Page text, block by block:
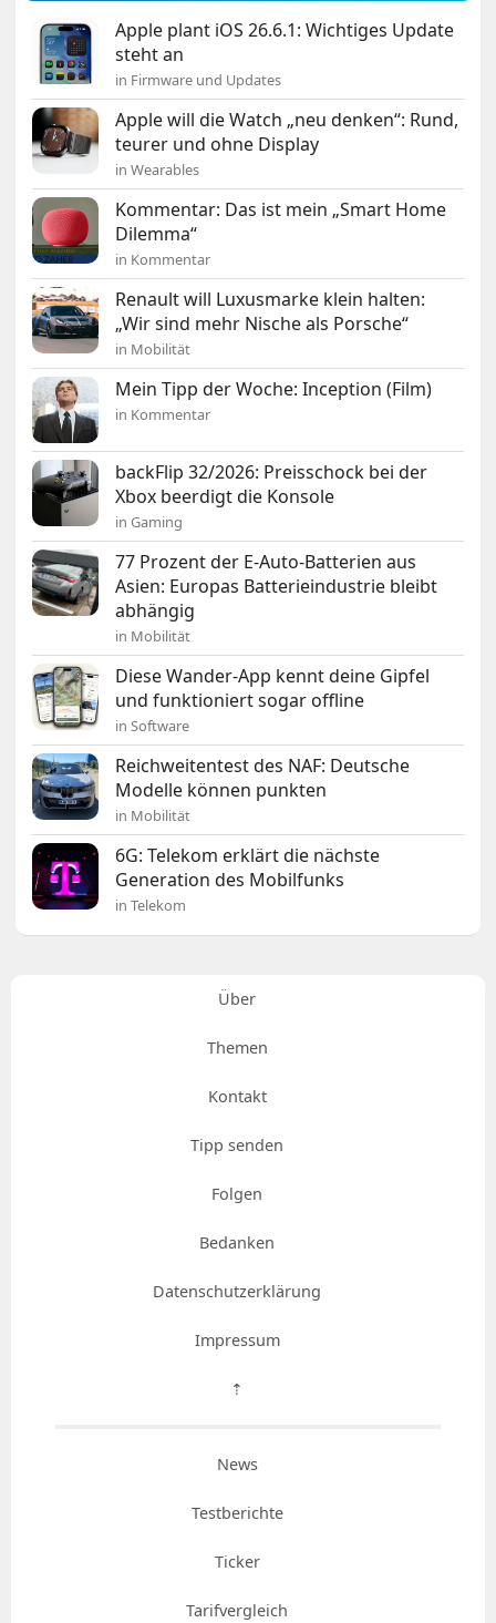
Apple plant iOS 26.6.1: Wichtiges Update
steht an
in Firmware und Updates
Apple will die Watch „neu denken“: Rund,
teurer und ohne Display
in Wearables
Kommentar: Das ist mein „Smart Home
Dilemma“
in Kommentar
Renault will Luxusmarke klein halten:
„Wir sind mehr Nische als Porsche“
in Mobilität
Mein Tipp der Woche: Inception (Film)
in Kommentar
backFlip 32/2026: Preisschock bei der
Xbox beerdigt die Konsole
in Gaming
77 Prozent der E-Auto-Batterien aus
Asien: Europas Batterieindustrie bleibt
abhängig
in Mobilität
Diese Wander-App kennt deine Gipfel
und funktioniert sogar offline
in Software
Reichweitentest des NAF: Deutsche
Modelle können punkten
in Mobilität
6G: Telekom erklärt die nächste
Generation des Mobilfunks
in Telekom
Über
Themen
Kontakt
Tipp senden
Folgen
Bedanken
Datenschutzerklärung
Impressum
⇡
News
Testberichte
Ticker
Tarifvergleich